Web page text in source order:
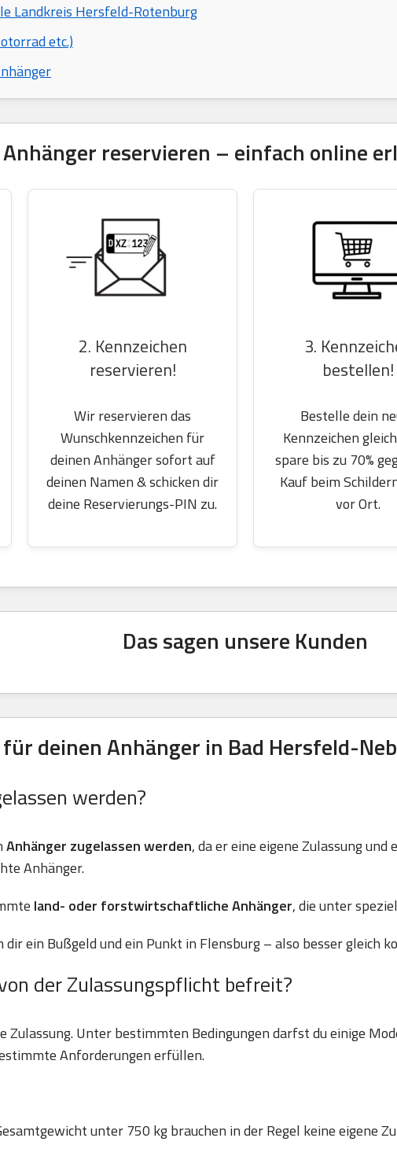
Landkreis Hersfeld-Rotenburg
etc.)
reservieren – einfach online
2. Kennzeichen
reservieren!
Wir reservieren das
Wunschkennzeichen für
deinen Anhänger sofort auf
deinen Namen & schicken dir
deine Reservierungs-PIN zu.
3.
bestellen!
Bestelle dein
Kennzeichen
spare bis zu 70%
Kauf beim
vor Ort.
Das sagen unsere Kunden
deinen Anhänger in Bad Hersfeld-
werden?
Anhänger zugelassen werden, da er eine eigene Zulassung und
Anhänger.
land- oder forstwirtschaftliche Anhänger, die unter
dir ein Bußgeld und ein Punkt in Flensburg – also besser gleich
der Zulassungspflicht befreit?
Zulassung. Unter bestimmten Bedingungen darfst du einige
Anforderungen erfüllen.
unter 750 kg brauchen in der Regel keine eigene